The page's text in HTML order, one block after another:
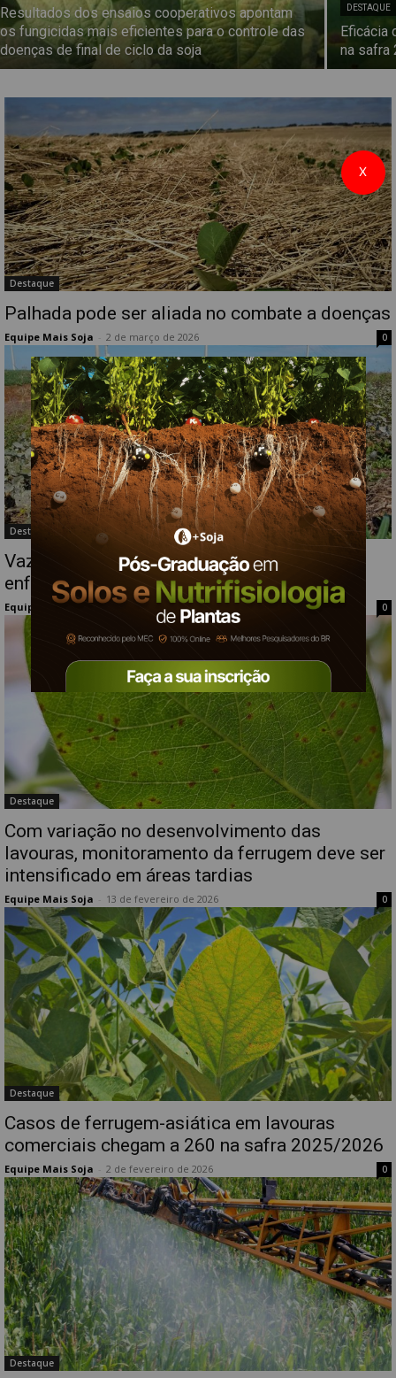
Resultados dos ensaios cooperativos apontam
os fungicidas mais eficientes para o controle das
doenças de final de ciclo da soja
DESTAQUE
Eficácia
na safra
Destaque
Palhada pode ser aliada no combate a doenças
Equipe Mais Soja 2 de março de 2026 0
Destaque
Vazio sanitário é prática determinante no
enfrentamento da ferrugem-asiática
Equipe Mais Soja - 18 de fevereiro de 2026 0
Destaque
Com variação no desenvolvimento das
lavouras, monitoramento da ferrugem deve ser
intensificado em áreas tardias
Equipe Mais Soja 13 de fevereiro de 2026 0
Destaque
Casos de ferrugem-asiática em lavouras
comerciais chegam a 260 na safra 2025/2026
Equipe Mais Soja 2 de fevereiro de 2026 0
Destaque
X